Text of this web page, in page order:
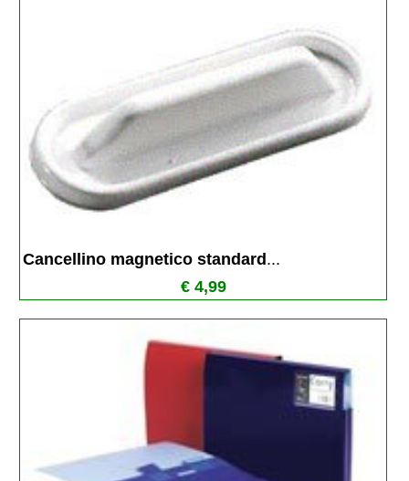
Cancellino magnetico standard ...
€ 4,99